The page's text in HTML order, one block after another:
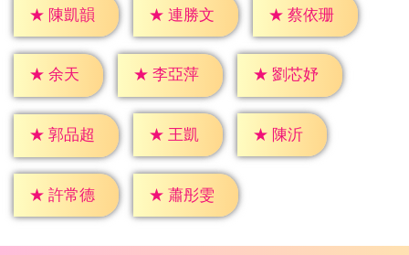
★ 陳凱韻 ★ 連勝文 ★ 蔡依珊
★ 余天 ★ 李亞萍 ★ 劉芯妤
★ 郭品超 ★ 王凱 ★ 陳沂
★ 許常德 ★ 蕭彤雯